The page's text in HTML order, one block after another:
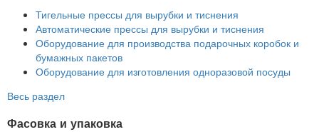
Тигельные прессы для вырубки и тиснения
Автоматические прессы для вырубки и тиснения
Оборудование для производства подарочных коробок и
бумажных пакетов
Оборудование для изготовления одноразовой посуды
Весь раздел
Фасовка и упаковка